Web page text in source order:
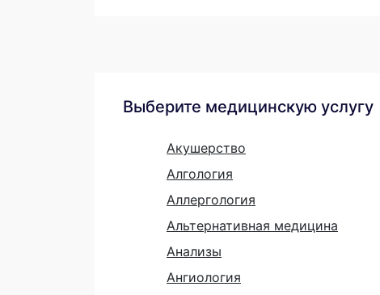
Выберите медицинскую услугу
Акушерство
Алгология
Аллергология
Альтернативная медицина
Анализы
Ангиология